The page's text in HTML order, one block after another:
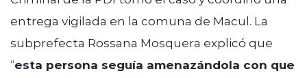
entrega vigilada en la comuna de Macul. La
subprefecta Rossana Mosquera explicó que
“esta persona seguía amenazándola con que